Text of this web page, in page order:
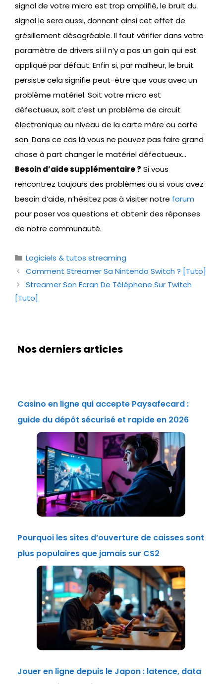
signal de votre micro est trop amplifié, le bruit du
signal le sera aussi, donnant ainsi cet effet de
grésillement désagréable. Il faut vérifier dans votre
paramètre de drivers si il n’y a pas un gain qui est
appliqué par défaut. Enfin si, par malheur, le bruit
persiste cela signifie peut-être que vous avec un
problème matériel. Soit votre micro est
défectueux, soit c’est un problème de circuit
électronique au niveau de la carte mère ou carte
son. Dans ce cas là vous ne pouvez pas faire grand
chose à part changer le matériel défectueux…
Besoin d’aide supplémentaire ? Si vous
rencontrez toujours des problèmes ou si vous avez
besoin d’aide, n’hésitez pas à visiter notre forum
pour poser vos questions et obtenir des réponses
de notre communauté.
Catégories
Logiciels & tutos streaming
Comment Streamer Sa Nintendo Switch ? [Tuto]
Streamer Son Ecran De Téléphone Sur Twitch
[Tuto]
Nos derniers articles
Casino en ligne qui accepte Paysafecard :
guide du dépôt sécurisé et rapide en 2026
Pourquoi les sites d’ouverture de caisses sont
plus populaires que jamais sur CS2
Jouer en ligne depuis le Japon : latence, data